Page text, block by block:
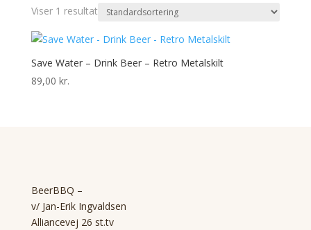
Viser 1 resultat
Save Water – Drink Beer – Retro Metalskilt
89,00 kr.
BeerBBQ –
v/ Jan-Erik Ingvaldsen
Alliancevej 26 st.tv